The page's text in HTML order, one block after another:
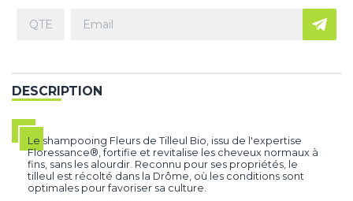
DESCRIPTION
Le shampooing Fleurs de Tilleul Bio, issu de l'expertise
Floressance®, fortifie et revitalise les cheveux normaux à
fins, sans les alourdir. Reconnu pour ses propriétés, le
tilleul est récolté dans la Drôme, où les conditions sont
optimales pour favoriser sa culture.